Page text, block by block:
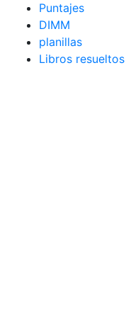
Puntajes
DIMM
planillas
Libros resueltos